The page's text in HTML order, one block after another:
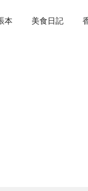
本 美食日記